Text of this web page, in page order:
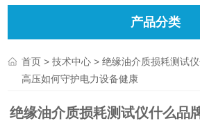
产品分类
首页 >技术中心 > 绝缘油介质损耗测试
高压如何守护电力设备健康
绝缘油介质损耗测试仪什么品